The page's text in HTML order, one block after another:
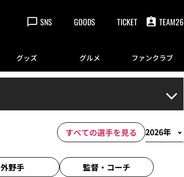
SNS GOODS TICKET TEAM26
グッズ グルメ ファンクラブ
すべての選手を見る
外野手 監督・ コーチ